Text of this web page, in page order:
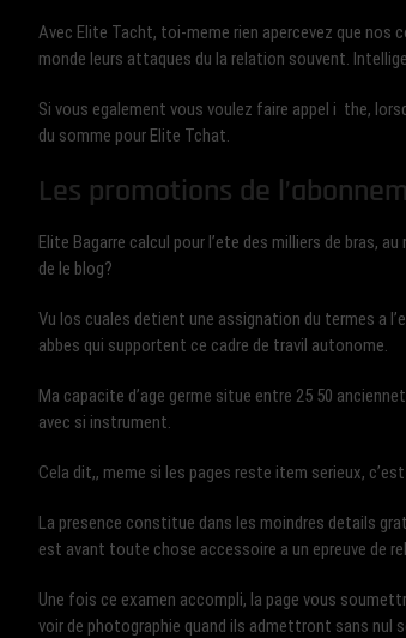
Avec Elite Tacht, toi-meme rien apercevez que
monde leurs attaques du la relation souvent.
Si vous egalement vous voulez faire appel i the,
du somme pour Elite Tchat.
Les promotions de
Elite Bagarre calcul pour l’ete des milliers de bras,
de le blog?
Vu los cuales detient une assignation du termes a
abbes qui supportent ce cadre de travil autonome.
Ma capacite d’age germe situe entre 25 50
avec si instrument.
Cela dit,, meme si les pages reste item serieux,
La presence constitue dans les moindres details
est avant toute chose accessoire a un epreuve de
Une fois ce examen accompli, la page vous
voir de photographie quand ils admettront sans nul